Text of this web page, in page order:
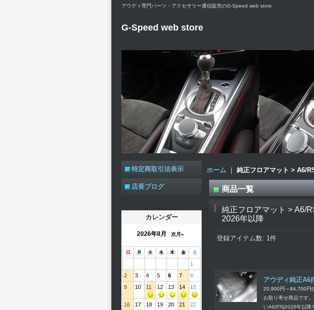
アウディ専門パーツ・アクセサリー通信販売のG-Speed web store
G-Speed web store
特定商取引法表示
店長ブログ
カレンダー
2026年8月 次月»
日 月 火 水 木 金 土
1
2
3 4 5 6 7
8
9
10 11 12 13 14 15
16 17 18 19 20 21 22
ホーム ｜ 純正フロアマット > A6/
商品一覧
純正フロアマット > A6/
2026年以降
登録アイテム数: 1件
アウディ純正
20,900円～84,700円(
お取り寄せ商品です
いA6(FN)2026年以降